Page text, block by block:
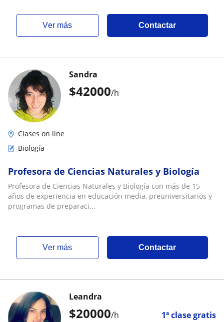
ver más Contactar
$42000/h
Sandra
Clases on line
Biología
Profesora de Ciencias Naturales y Biología
Profesora de Ciencias Naturales y Biología con más de 15
años de experiencia en educación media, preuniversitarios y
programas de preparaci...
ver más Contactar
$20000/h 1ª clase gratis
Leandra